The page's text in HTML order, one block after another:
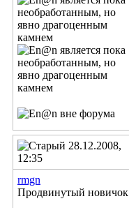
28.12.2008,
12:35
rmgn
Продвинутый новичок